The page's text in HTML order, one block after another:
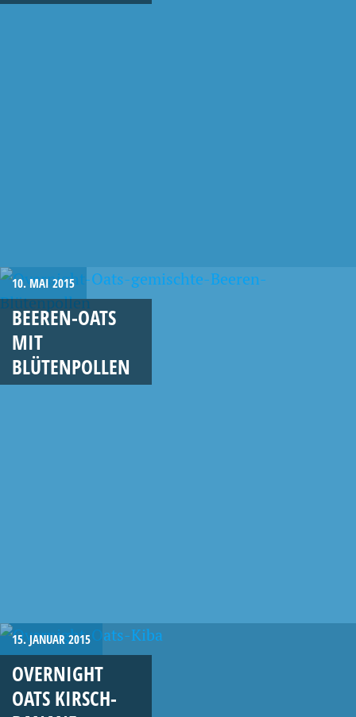
10. MAI 2015
BEEREN-OATS
MIT
BLÜTENPOLLEN
15. JANUAR 2015
OVERNIGHT
OATS KIRSCH-